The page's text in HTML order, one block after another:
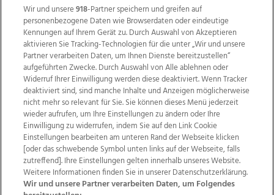
Wir über uns Mediadaten Kontakt
Jobs
Datenschutz
Impressum
AGB Anzeigekunden
AGB Website
Ehrenkodex Politische Werbung
Wir und unsere918-Partner speichern und greifen auf
personenbezogene Daten wie Browserdaten oder eindeutige
Kennungen auf Ihrem Gerät zu. Durch Auswahl von Akzeptieren
aktivieren Sie Tracking-Technologien für die unter „Wir und unsere
Partner verarbeiten Daten, um Ihnen Dienste bereitzustellen“
aufgeführten Zwecke. Durch Auswahl von Alle ablehnen oder
Widerruf Ihrer Einwilligung werden diese deaktiviert. Wenn Tracker
deaktiviert sind, sind manche Inhalte und Anzeigen möglicherweise
nicht mehr so relevant für Sie. Sie können dieses Menü jederzeit
wieder aufrufen, um Ihre Einstellungen zu ändern oder Ihre
Einwilligung zu widerrufen, indem Sie auf den Link Cookie
Einstellungen bearbeiten am unteren Rand der Webseite klicken
[oder das schwebende Symbol unten links auf der Webseite, falls
zutreffend]. Ihre Einstellungen gelten innerhalb unseres Website.
Weitere Informationen finden Sie in unserer Datenschutzerklärung.
Wir und unsere Partner verarbeiten Daten, um Folgendes